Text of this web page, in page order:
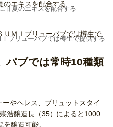
甘夏のエキスを配合する
ブリューパブでは樽生で提供する
パブでは常時10種類
やヘレス、ブリュットスタイ
浩醸造長（35）によると1000
醸造可能。